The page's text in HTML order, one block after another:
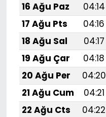
16 Ağu Paz
04:14
17 Ağu Pts
04:16
18 Ağu Sal
04:17
19 Ağu Çar
04:18
20 Ağu Per
04:20
21 Ağu Cum
04:21
22 Ağu Cts
04:22